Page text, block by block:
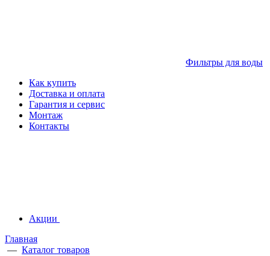
Фильтры для воды
Как купить
Доставка и оплата
Гарантия и сервис
Монтаж
Контакты
Акции
Главная
— Каталог товаров